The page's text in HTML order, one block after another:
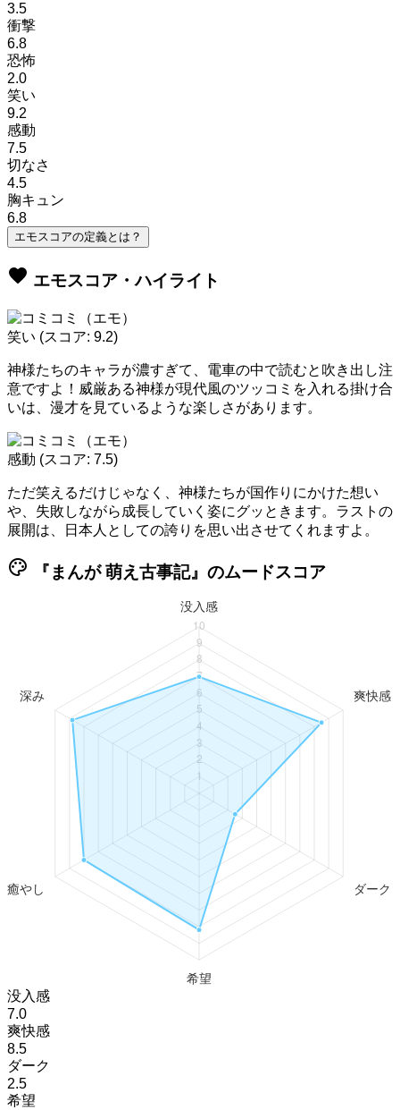
3.5
衝撃
6.8
恐怖
2.0
笑い
9.2
感動
7.5
切なさ
4.5
胸キュン
6.8
エモスコアの定義とは？
favorite エモスコア・ハイライト
笑い (スコア: 9.2)
神様たちのキャラが濃すぎて、電車の中で読むと吹き出し注
意ですよ！威厳ある神様が現代風のツッコミを入れる掛け合
いは、漫才を見ているような楽しさがあります。
感動 (スコア: 7.5)
ただ笑えるだけじゃなく、神様たちが国作りにかけた想い
や、失敗しながら成長していく姿にグッときます。ラストの
展開は、日本人としての誇りを思い出させてくれますよ。
palette 『まんが 萌え古事記』のムードスコア
没入感
7.0
爽快感
8.5
ダーク
2.5
希望